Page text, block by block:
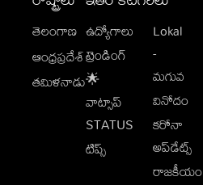
తెలంగాణ
ఆంధ్రప్రదేశ్
తమిళనాడు
ఉద్యోగాలు
ట్రెండింగ్
🌟
వాట్సాప్
STATUS
టిప్స్
Lokal
-
మగువ
వినోదం
కరోనా
అప్‌డేట్స్
రాజకీయం